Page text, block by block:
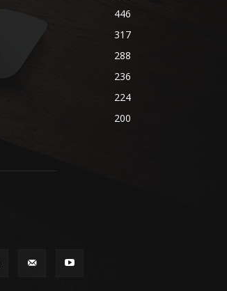
446
317
288
236
224
200